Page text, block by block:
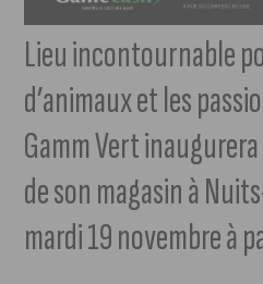
Lieu incontournable
d’animaux et les
Gamm Vert
de son magasin à
mardi 19 novembre à